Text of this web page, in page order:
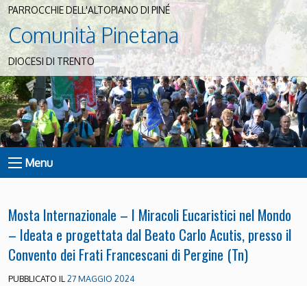
PARROCCHIE DELL'ALTOPIANO DI PINÉ
Comunità Pinetana
DIOCESI DI TRENTO
Menu
Mosta Internazionale – I Miracoli Eucaristici nel Mondo
– Ideata e progettata dal Beato Carlo Acutis, presso il
Convento dei Frati Francescani di Pergine (Tn)
PUBBLICATO IL 27 MAGGIO 2024